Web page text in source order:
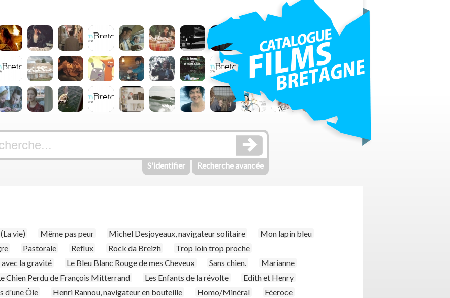
S'identifier Recherche avancée
vie) Même pas peur Michel Desjoyeaux, navigateur solitaire
Mon lapin bleu
Pastorale Reflux Rock da Breizh
Trop loin trop proche
avec la gravité Le Bleu Blanc Rouge de mes Cheveux Sans chien.
Marianne
Chien Perdu de François Mitterrand Les Enfants de la révolte
Edith et Henry
d'une Ôle
Henri Rannou, navigateur en bouteille Homo/Minéral Féeroce